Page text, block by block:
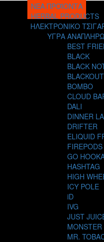
ΝΕΑ ΠΡΟΪΟΝΤΑ
HERBAL PRODUCTS
ΗΛΕΚΤΡΟΝΙΚΟ
ΥΓΡΑ
BEST
BLACK
BLACK
BLACKOUT
BOMBO
CLOUD
DALI
DINNER
DRIFTER
ELIQUID
FIREPODS
GO
HASHTAG
HIGH
ICY POLE
iD
IVG
JUST
MONSTER
MR.